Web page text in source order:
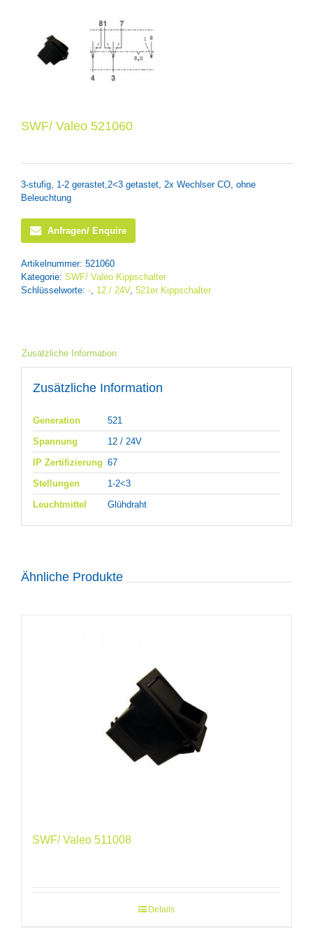
SWF/ Valeo 521060
3-stufig, 1-2 gerastet,2<3 getastet, 2x Wechlser CO, ohne
Beleuchtung
Anfragen/ Enquire
Artikelnummer: 521060
Kategorie: SWF/ Valeo Kippschalter
Schlüsselworte: -, 12 / 24V, 521er Kippschalter
Zusätzliche Information
Zusätzliche Information
Generation
521
Spannung
12 / 24V
IP Zertifizierung 67
Stellungen
1-2<3
Leuchtmittel
Glühdraht
Ähnliche Produkte
SWF/ Valeo 511008
Details